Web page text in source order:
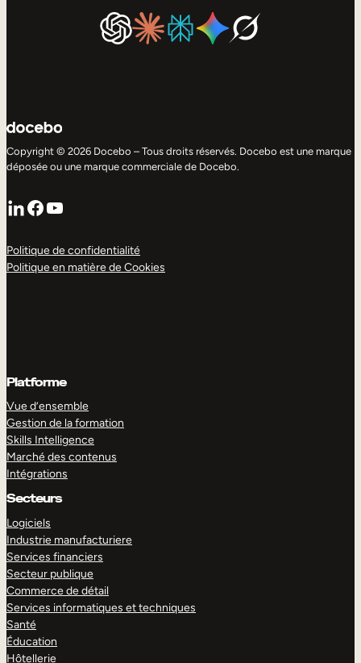
Copyright © 2026 Docebo – Tous droits réservés. Docebo est une marque
déposée ou une marque commerciale de Docebo.
LinkedIn
Facebook
YouTube
Politique de confidentialité
Politique en matière de Cookies
Platforme
Vue d’ensemble
Gestion de la formation
Skills Intelligence
Marché des contenus
Intégrations
Secteurs
Logiciels
Industrie manufacturiere
Services financiers
Secteur publique
Commerce de détail
Services informatiques et techniques
Santé
Éducation
Hôtellerie